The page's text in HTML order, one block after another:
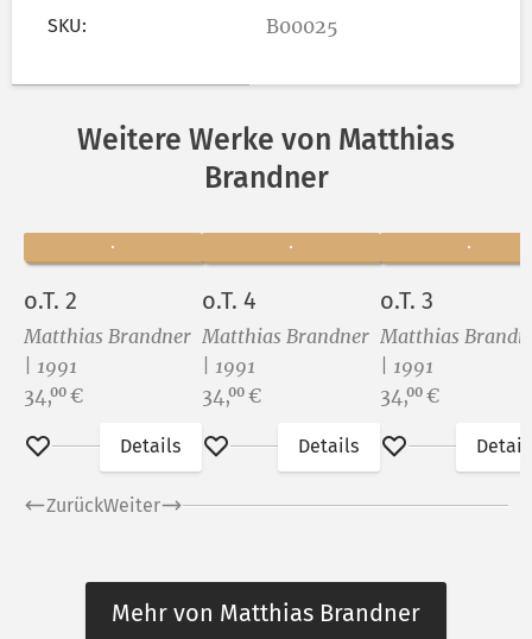
SKU: B00025
Weitere Werke von Matthias
Brandner
o.T. 2
Matthias Brandner
| 1991
Preis:
34,00 €
Merken
Details
o.T. 4
Matthias Brandner
| 1991
Preis:
34,00 €
Merken
Details
o.T. 3
Matthias
| 1991
Preis:
34,00 €
Merken
ZurückWeiter
Mehr von Matthias Brandner